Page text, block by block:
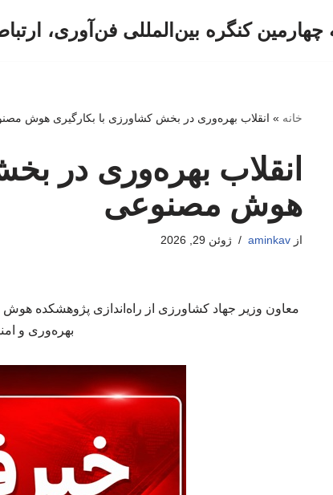
چهارمین کنگره بین‌المللی فن‌آوری،
خانه » انقلاب بهره‌وری در بخش کشاورزی با بکارگیری هوش
انقلاب بهره‌وری در
هوش مصنوعی
ازaminkav ژوئن 29, 2026
معاون وزیر جهاد کشاورزی از راه‌اندازی پژوهشکده
بهره‌وری و